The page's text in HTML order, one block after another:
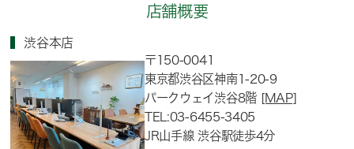
店舗概要
渋谷本店
〒150-0041
東京都渋谷区神南1-20-9
パークウェイ渋谷8階 [MAP]
TEL:03-6455-3405
JR山手線 渋谷駅徒歩4分